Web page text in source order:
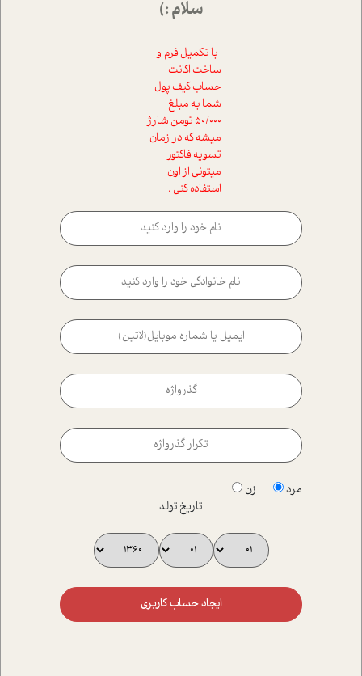
سلام :)
با تکمیل فرم و
ساخت اکانت
حساب کیف پول
شما به مبلغ
50/000 تومن شارژ
میشه که در زمان
تسویه فاکتور
میتونی از اون
استفاده کنی .
مرد
زن
تاریخ تولد
ایجاد حساب کاربری